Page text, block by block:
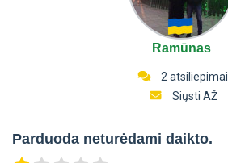
Ramūnas
2 atsiliepimai
Siųsti AŽ
Parduoda neturėdami daikto.